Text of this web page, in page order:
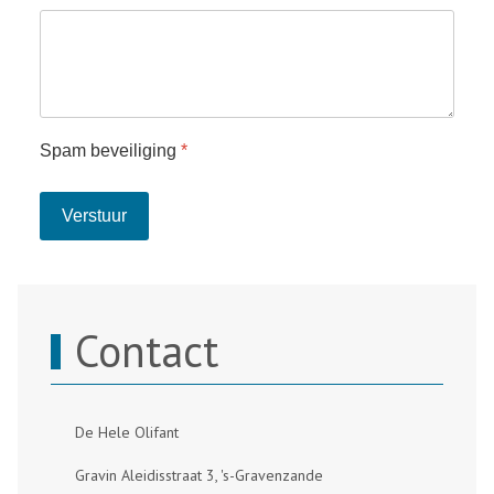
Spam beveiliging*
Verstuur
Contact
De Hele Olifant
Gravin Aleidisstraat 3, 's-Gravenzande